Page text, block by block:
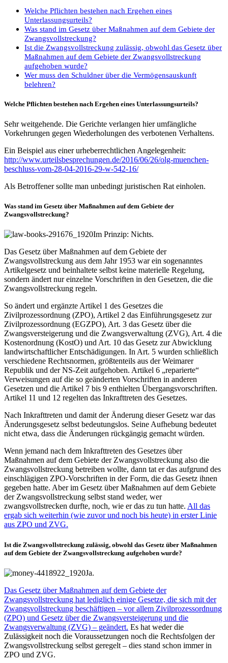
Welche Pflichten bestehen nach Ergehen eines
Unterlassungsurteils?
Was stand im Gesetz über Maßnahmen auf dem Gebiete der
Zwangsvollstreckung?
Ist die Zwangsvollstreckung zulässig, obwohl das Gesetz über
Maßnahmen auf dem Gebiete der Zwangsvollstreckung
aufgehoben wurde?
Wer muss den Schuldner über die Vermögensauskunft
belehren?
Welche Pflichten bestehen nach Ergehen eines Unterlassungsurteils?
Sehr weitgehende. Die Gerichte verlangen hier umfängliche
Vorkehrungen gegen Wiederholungen des verbotenen Verhaltens.
Ein Beispiel aus einer urheberrechtlichen Angelegenheit:
http://www.urteilsbesprechungen.de/2016/06/26/olg-muenchen-
beschluss-vom-28-04-2016-29-w-542-16/
Als Betroffener sollte man unbedingt juristischen Rat einholen.
Was stand im Gesetz über Maßnahmen auf dem Gebiete der
Zwangsvollstreckung?
Im Prinzip: Nichts.
Das Gesetz über Maßnahmen auf dem Gebiete der
Zwangsvollstreckung aus dem Jahr 1953 war ein sogenanntes
Artikelgesetz und beinhaltete selbst keine materielle Regelung,
sondern ändert nur einzelne Vorschriften in den Gesetzen, die die
Zwangsvollstreckung regeln.
So ändert und ergänzte Artikel 1 des Gesetzes die
Zivilprozessordnung (ZPO), Artikel 2 das Einführungsgesetz zur
Zivilprozessordnung (EGZPO), Art. 3 das Gesetz über die
Zwangsversteigerung und die Zwangsverwaltung (ZVG), Art. 4 die
Kostenordnung (KostO) und Art. 10 das Gesetz zur Abwicklung
landwirtschaftlicher Entschädigungen. In Art. 5 wurden schließlich
verschiedene Rechtsnormen, größtenteils aus der Weimarer
Republik und der NS-Zeit aufgehoben. Artikel 6 „reparierte“
Verweisungen auf die so geänderten Vorschriften in anderen
Gesetzen und die Artikel 7 bis 9 enthielten Übergangsvorschriften.
Artikel 11 und 12 regelten das Inkrafttreten des Gesetzes.
Nach Inkrafttreten und damit der Änderung dieser Gesetz war das
Änderungsgesetz selbst bedeutungslos. Seine Aufhebung bedeutet
nicht etwa, dass die Änderungen rückgängig gemacht würden.
Wenn jemand nach dem Inkrafttreten des Gesetzes über
Maßnahmen auf dem Gebiete der Zwangsvollstreckung also die
Zwangsvollstreckung betreiben wollte, dann tat er das aufgrund des
einschlägigen ZPO-Vorschriften in der Form, die das Gesetz ihnen
gegeben hatte. Aber im Gesetz über Maßnahmen auf dem Gebiete
der Zwangsvollstreckung selbst stand weder, wer
zwangsvollstrecken durfte, noch, wie er das zu tun hatte. All das
ergab sich weiterhin (wie zuvor und noch bis heute) in erster Linie
aus ZPO und ZVG.
Ist die Zwangsvollstreckung zulässig, obwohl das Gesetz über Maßnahmen
auf dem Gebiete der Zwangsvollstreckung aufgehoben wurde?
Ja.
Das Gesetz über Maßnahmen auf dem Gebiete der
Zwangsvollstreckung hat lediglich einige Gesetze, die sich mit der
Zwangsvollstreckung beschäftigen – vor allem Zivilprozessordnung
(ZPO) und Gesetz über die Zwangsversteigerung und die
Zwangsverwaltung (ZVG) – geändert. Es hat weder die
Zulässigkeit noch die Voraussetzungen noch die Rechtsfolgen der
Zwangsvollstreckung selbst geregelt – dies stand schon immer in
ZPO und ZVG.